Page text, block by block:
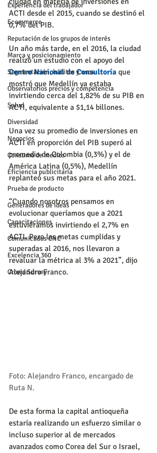
Experiencia del trabajador
Ecommerce
Reputación de los grupos de interés
Marca y posicionamiento
Segmentación, hábitos y usos
Observatorios precios y competencia
Salud
Diversidad
Negocios
Consumo de medios
Eficiencia publicitaria
Prueba de producto
Generadores de ideas
Capacitaciones
Comunicados CNC
Excelencia 360
Crowd Survey
ACTI desde el 2015, cuando se destinó el
0,7% del PIB.
Un año más tarde, en el 2016, la ciudad
realizó un estudio con el apoyo del
Centro Nacional de Consultoría que
mostró que Medellín ya estaba
invirtiendo cerca del 1,82% de su PIB en
ACTI, equivalente a $1,14 billones.
Una vez su promedio de inversiones en
ACTI en proporción del PIB superó al
promedio de Colombia (0,3%) y el de
América Latina (0,5%), Medellín
replanteó sus metas para el año 2021.
“Cuando nosotros pensamos en
evolucionar queríamos que a 2021
estuviéramos invirtiendo el 2,7% en
ACTI. Pero las metas cumplidas y
superadas al 2016, nos llevaron a
revaluar la métrica al 3% a 2021”, dijo
Alejandro Franco.
Foto: Alejandro Franco, encargado de
Ruta N.
De esta forma la capital antioqueña
estaría realizando un esfuerzo similar o
incluso superior al de mercados
avanzados como Corea del Sur o Israel,